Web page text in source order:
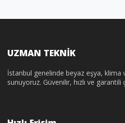
UZMAN TEKNİK
İstanbul genelinde beyaz eşya, klima
sunuyoruz. Güvenilir, hızlı ve garantili